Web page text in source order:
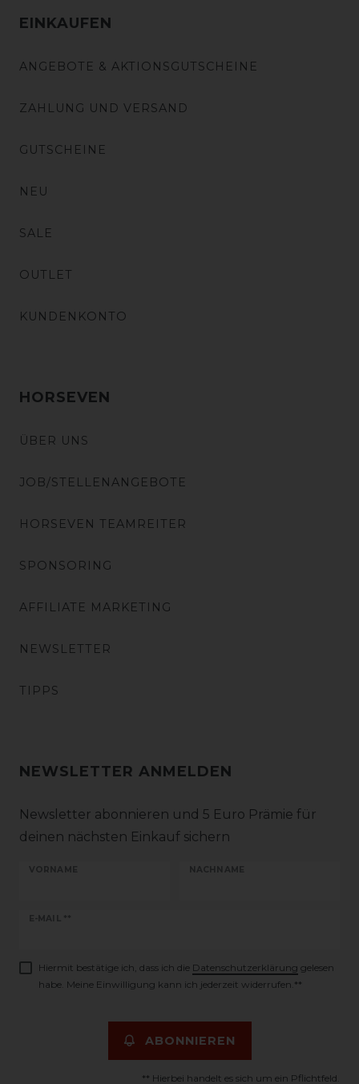
EINKAUFEN
ANGEBOTE & AKTIONSGUTSCHEINE
ZAHLUNG UND VERSAND
GUTSCHEINE
NEU
SALE
OUTLET
KUNDENKONTO
HORSEVEN
ÜBER UNS
JOB/STELLENANGEBOTE
HORSEVEN TEAMREITER
SPONSORING
AFFILIATE MARKETING
NEWSLETTER
TIPPS
NEWSLETTER ANMELDEN
Newsletter abonnieren und 5 Euro Prämie für
deinen nächsten Einkauf sichern
VORNAME NACHNAME
E-MAIL **
Newsletter
Hiermit bestätige ich, dass ich die Daten­schutz­erklärung gelesen
habe. Meine Einwilligung kann ich jederzeit widerrufen.**
ABONNIEREN
** Hierbei handelt es sich um ein Pflichtfeld.